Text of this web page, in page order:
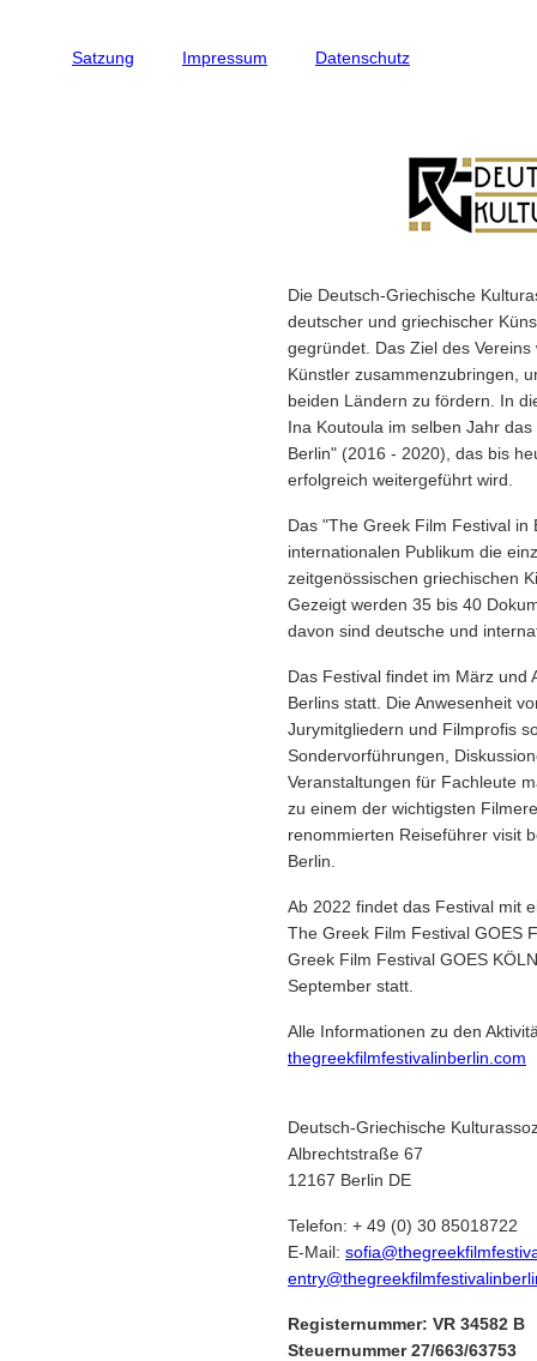
Satzung Impressum Datenschutz
Die Deutsch-Griechische
deutscher und griechischer
gegründet. Das Ziel des
Künstler zusammenzubringen,
beiden Ländern zu fördern. In
Ina Koutoula im selben Jahr
Berlin" (2016 - 2020), das bis
erfolgreich weitergeführt wird.
Das "The Greek Film Festival
internationalen Publikum die
zeitgenössischen griechischen
Gezeigt werden 35 bis 40
davon sind deutsche und
Das Festival findet im März und
Berlins statt. Die Anwesenheit
Jurymitgliedern und Filmprofis
Sondervorführungen,
Veranstaltungen für Fachleute
zu einem der wichtigsten
renommierten Reiseführer visit
Berlin.
Ab 2022 findet das Festival mit
The Greek Film Festival GOES
Greek Film Festival GOES
September statt.
Alle Informationen zu den
thegreekfilmfestivalinberlin.com
Deutsch-Griechische
Albrechtstraße 67
12167 Berlin DE
Telefon: + 49 (0) 30 85018722
E-Mail:
Registernummer: VR 34582 B
Steuernummer 27/663/63753